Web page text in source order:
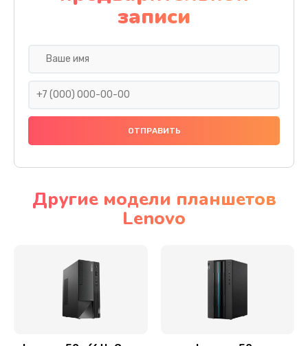
Заказать
Замена дисплея (экрана)
Замена тачскрина
Замена разъема питания
Замена мультиконтроллера
записи
Другие модели планшетов
Lenovo